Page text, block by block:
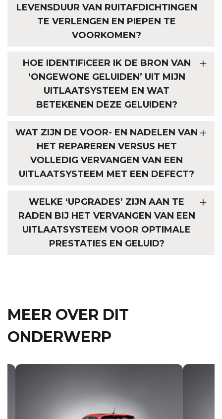
LEVENSDUUR VAN RUITAFDICHTINGEN
TE VERLENGEN EN PIEPEN TE
VOORKOMEN?
HOE IDENTIFICEER IK DE BRON VAN
‘ONGEWONE GELUIDEN’ UIT MIJN
UITLAATSYSTEEM EN WAT
BETEKENEN DEZE GELUIDEN?
WAT ZIJN DE VOOR- EN NADELEN VAN
HET REPAREREN VERSUS HET
VOLLEDIG VERVANGEN VAN EEN
UITLAATSYSTEEM MET EEN DEFECT?
WELKE ‘UPGRADES’ ZIJN AAN TE
RADEN BIJ HET VERVANGEN VAN EEN
UITLAATSYSTEEM VOOR OPTIMALE
PRESTATIES EN GELUID?
MEER OVER DIT
ONDERWERP